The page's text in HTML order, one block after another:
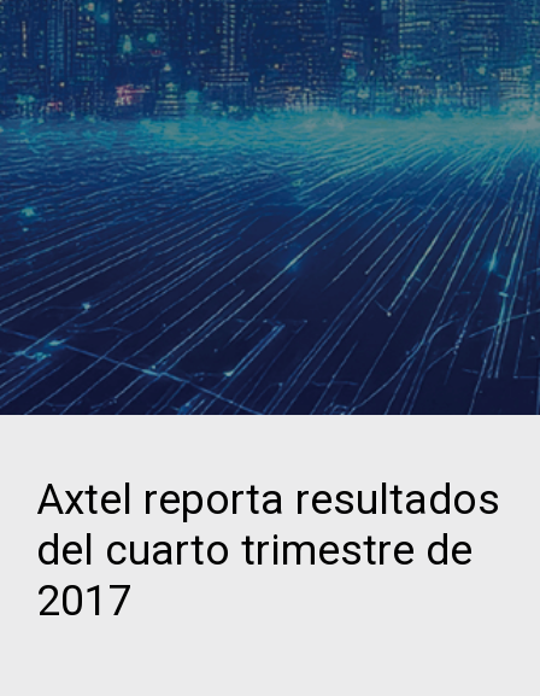
Axtel reporta resultados
del cuarto trimestre de
2017